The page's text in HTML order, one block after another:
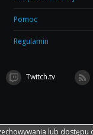
Pomoc
Regulamin
Twitch.tv
lub dostępu